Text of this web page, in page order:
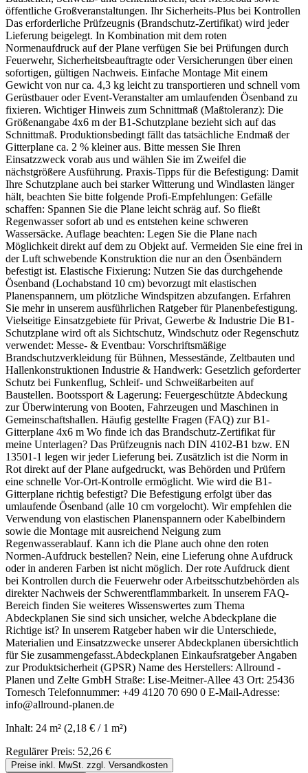
öffentliche Großveranstaltungen. Ihr Sicherheits-Plus bei Kontrollen
Das erforderliche Prüfzeugnis (Brandschutz-Zertifikat) wird jeder
Lieferung beigelegt. In Kombination mit dem roten
Normenaufdruck auf der Plane verfügen Sie bei Prüfungen durch
Feuerwehr, Sicherheitsbeauftragte oder Versicherungen über einen
sofortigen, gültigen Nachweis. Einfache Montage Mit einem
Gewicht von nur ca. 4,3 kg leicht zu transportieren und schnell vom
Gerüstbauer oder Event-Veranstalter am umlaufenden Ösenband zu
fixieren. Wichtiger Hinweis zum Schnittmaß (Maßtoleranz): Die
Größenangabe 4x6 m der B1-Schutzplane bezieht sich auf das
Schnittmaß. Produktionsbedingt fällt das tatsächliche Endmaß der
Gitterplane ca. 2 % kleiner aus. Bitte messen Sie Ihren
Einsatzzweck vorab aus und wählen Sie im Zweifel die
nächstgrößere Ausführung. Praxis-Tipps für die Befestigung: Damit
Ihre Schutzplane auch bei starker Witterung und Windlasten länger
hält, beachten Sie bitte folgende Profi-Empfehlungen: Gefälle
schaffen: Spannen Sie die Plane leicht schräg auf. So fließt
Regenwasser sofort ab und es entstehen keine schweren
Wassersäcke. Auflage beachten: Legen Sie die Plane nach
Möglichkeit direkt auf dem zu Objekt auf. Vermeiden Sie eine frei in
der Luft schwebende Konstruktion die nur an den Ösenbändern
befestigt ist. Elastische Fixierung: Nutzen Sie das durchgehende
Ösenband (Lochabstand 10 cm) bevorzugt mit elastischen
Planenspannern, um plötzliche Windspitzen abzufangen. Erfahren
Sie mehr in unserem ausführlichen Ratgeber für Planenbefestigung.
Vielseitige Einsatzgebiete für Privat, Gewerbe & Industrie Die B1-
Schutzplane wird oft als Sichtschutz, Windschutz oder Regenschutz
verwendet: Messe- & Eventbau: Vorschriftsmäßige
Brandschutzverkleidung für Bühnen, Messestände, Zeltbauten und
Hallenkonstruktionen Industrie & Handwerk: Gesetzlich geforderter
Schutz bei Funkenflug, Schleif- und Schweißarbeiten auf
Baustellen. Bootssport & Lagerung: Feuergeschützte Abdeckung
zur Überwinterung von Booten, Fahrzeugen und Maschinen in
Gemeinschaftshallen. Häufig gestellte Fragen (FAQ) zur B1-
Gitterplane 4x6 m Wo finde ich das Brandschutz-Zertifikat für
meine Unterlagen? Das Prüfzeugnis nach DIN 4102-B1 bzw. EN
13501-1 legen wir jeder Lieferung bei. Zusätzlich ist die Norm in
Rot direkt auf der Plane aufgedruckt, was Behörden und Prüfern
eine schnelle Vor-Ort-Kontrolle ermöglicht. Wie wird die B1-
Gitterplane richtig befestigt? Die Befestigung erfolgt über das
umlaufende Ösenband (alle 10 cm vorgelocht). Wir empfehlen die
Verwendung von elastischen Planenspannern oder Kabelbindern
sowie die Montage mit ausreichend Neigung zum
Regenwasserablauf. Kann ich die Plane auch ohne den roten
Normen-Aufdruck bestellen? Nein, eine Lieferung ohne Aufdruck
oder in anderen Farben ist nicht möglich. Der rote Aufdruck dient
bei Kontrollen durch die Feuerwehr oder Arbeitsschutzbehörden als
direkter Nachweis der Schwerentflammbarkeit. In unserem FAQ-
Bereich finden Sie weiteres Wissenswertes zum Thema
Abdeckplanen Sie sind sich unsicher, welche Abdeckplane die
Richtige ist? In unserem Ratgeber haben wir die Unterschiede,
Materialien und Einsatzzwecke unserer Abdeckplanen übersichtlich
für Sie zusammengefasst.Abdeckplanen Einkaufsratgeber Angaben
zur Produktsicherheit (GPSR) Name des Herstellers: Allround -
Planen und Zelte GmbH Straße: Lise-Meitner-Allee 43 Ort: 25436
Tornesch Telefonnummer: +49 4120 70 690 0 E-Mail-Adresse:
info@allround-planen.de
Inhalt: 24 m² (2,18 € / 1 m²)
Regulärer Preis: 52,26 €
Preise inkl. MwSt. zzgl. Versandkosten